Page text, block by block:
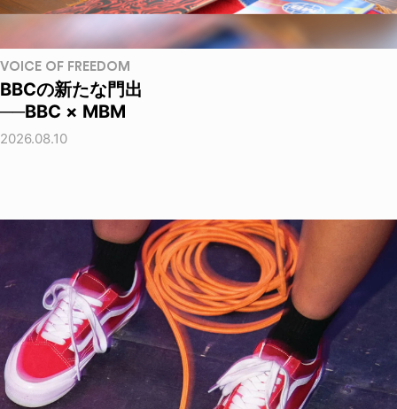
VOICE OF FREEDOM
BBCの新たな門出
──BBC × MBM
2026.08.10